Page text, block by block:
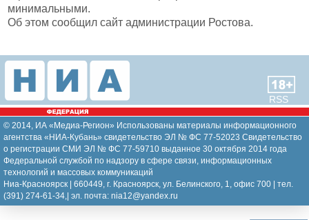
минимальными.
Об этом сообщил сайт администрации Ростова.
RSS
© 2014, ИА «Медиа-Регион» Использованы материалы информационного
агентства «НИА-Кубань» свидетельство ЭЛ № ФС 77-52023 Свидетельство
о регистрации СМИ ЭЛ № ФС 77-59710 выданное 30 октября 2014 года
Федеральной службой по надзору в сфере связи, информационных
технологий и массовых коммуникаций
Ниа-Красноярск | 660449, г. Красноярск, ул. Белинского, 1, офис 700 | тел.
(391) 274-61-34,| эл. почта: nia12@yandex.ru